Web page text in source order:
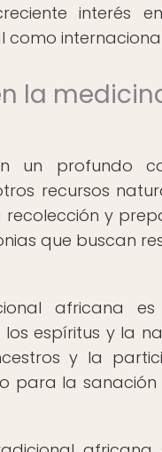
interés
la
un profundo
recursos
y
que buscan
africana
espíritus y la
y la
para la